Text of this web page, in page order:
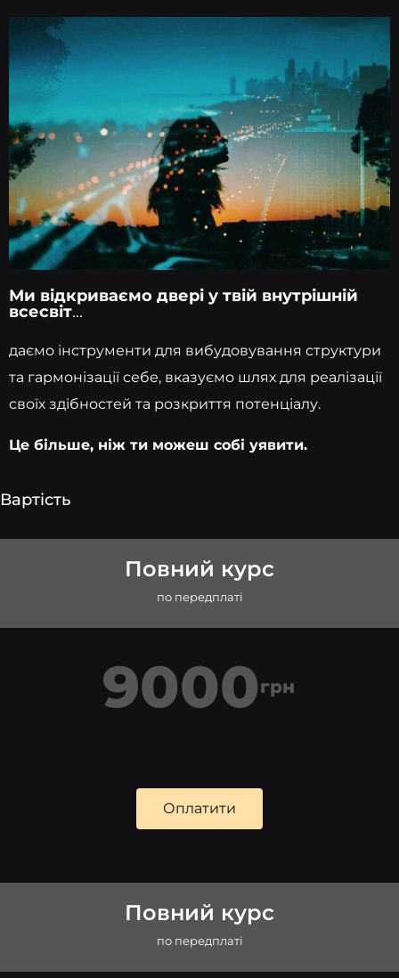
Ми відкриваємо двері у твій внутрішній
всесвіт...
даємо інструменти для вибудовування структури
та гармонізації себе, вказуємо шлях для реалізації
своїх здібностей та розкриття потенціалу.
Це більше, ніж ти можеш собі уявити.
Вартість
Повний курс
по передплаті
9000грн
Оплатити
Повний курс
по передплаті